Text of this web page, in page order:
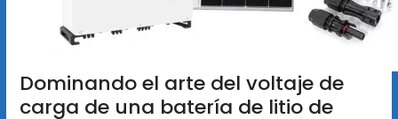
Dominando el arte del voltaje de
carga de una batería de litio de